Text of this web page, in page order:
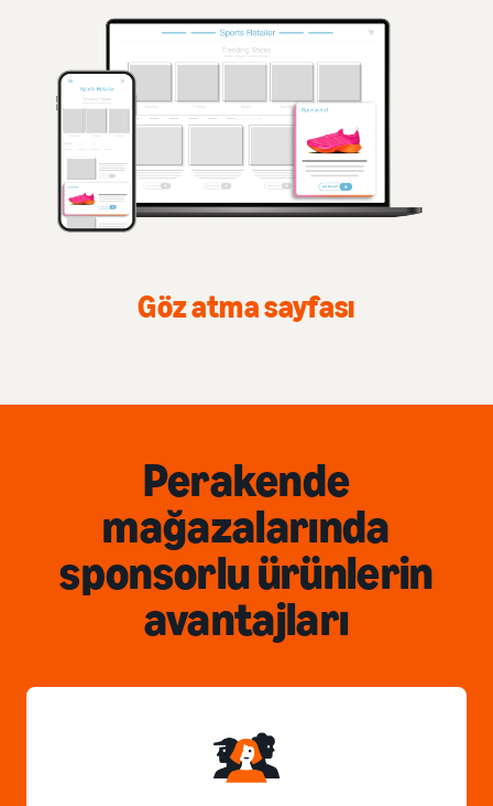
Göz atma sayfası
Perakende
mağazalarında
sponsorlu ürünlerin
avantajları